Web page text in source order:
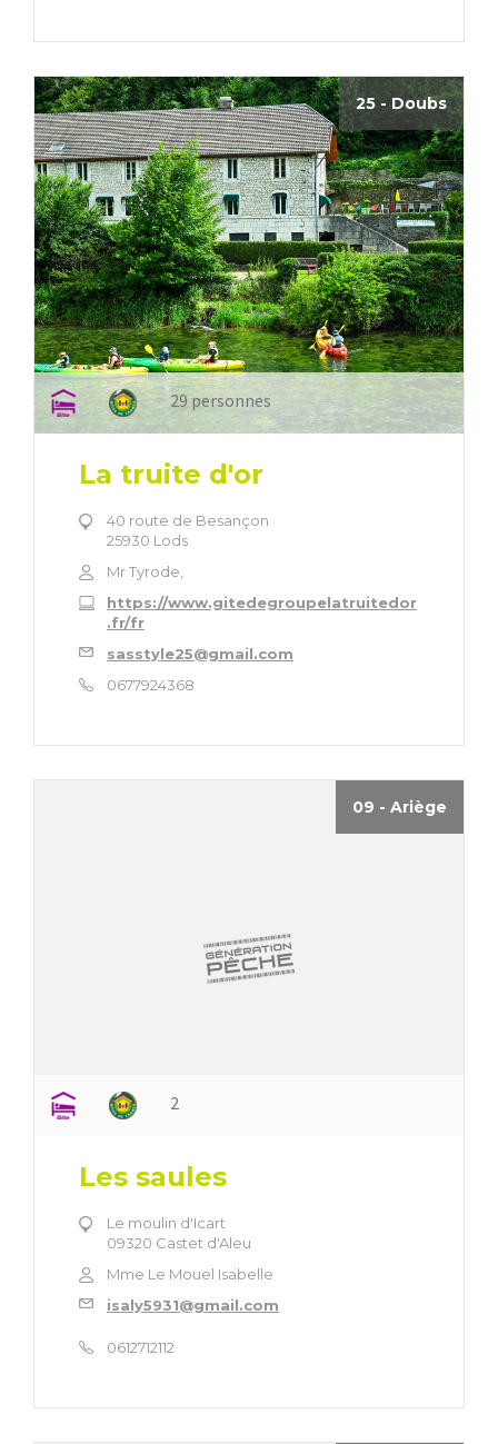
25 - Doubs
29 personnes
La truite d'or
40 route de Besançon
25930 Lods
Mr Tyrode,
https://www.gitedegroupelatruitedor
.fr/fr
sasstyle25@gmail.com
0677924368
09 - Ariège
2
Les saules
Le moulin d'Icart
09320 Castet d'Aleu
Mme Le Mouel Isabelle
isaly5931@gmail.com
0612712112